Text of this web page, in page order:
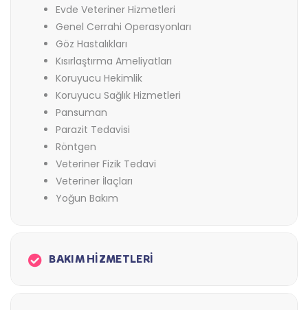
Evde Veteriner Hizmetleri
Genel Cerrahi Operasyonları
Göz Hastalıkları
Kısırlaştırma Ameliyatları
Koruyucu Hekimlik
Koruyucu Sağlık Hizmetleri
Pansuman
Parazit Tedavisi
Röntgen
Veteriner Fizik Tedavi
Veteriner İlaçları
Yoğun Bakım
BAKIM HİZMETLERİ